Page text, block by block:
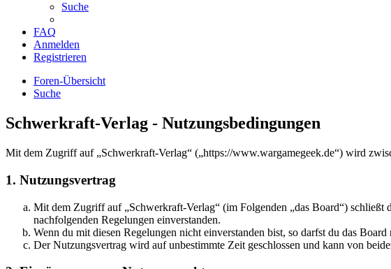
Suche
FAQ
Anmelden
Registrieren
Foren-Übersicht
Suche
Schwerkraft-Verlag - Nutzungsbedingungen
Mit dem Zugriff auf „Schwerkraft-Verlag“ („https://www.wargamegeek.de“) wird
1. Nutzungsvertrag
Mit dem Zugriff auf „Schwerkraft-Verlag“ (im Folgenden „das Board“)
nachfolgenden Regelungen einverstanden.
Wenn du mit diesen Regelungen nicht einverstanden bist, so darfst du das
Der Nutzungsvertrag wird auf unbestimmte Zeit geschlossen und kann von